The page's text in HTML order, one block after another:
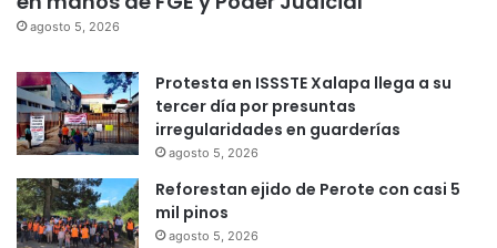
agosto 5, 2026
Protesta en ISSSTE Xalapa llega a su
tercer día por presuntas
irregularidades en guarderías
agosto 5, 2026
Reforestan ejido de Perote con casi 5
mil pinos
agosto 5, 2026